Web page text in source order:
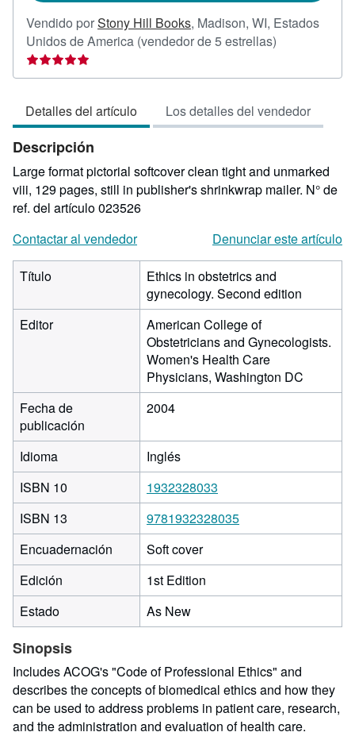
Vendido porStony Hill Books, Madison, WI, Estados
Unidos de America (vendedor de 5 estrellas)
vendedor:
de
5
Detalles del artículo Los detalles del vendedor
Descripción
Large format pictorial softcover clean tight and unmarked
viii, 129 pages, still in publisher's shrinkwrap mailer. N° de
ref. del artículo 023526
Contactar al vendedor
Denunciar este artículo
Título
Ethics in obstetrics and
gynecology. Second edition
Editor
American College of
Obstetricians and Gynecologists.
Women's Health Care
Physicians, Washington DC
Fecha de
publicación
2004
Idioma
Inglés
ISBN 10
1932328033
ISBN 13
9781932328035
Encuadernación
Soft cover
Edición
1st Edition
Estado
As New
Sinopsis
Includes ACOG's "Code of Professional Ethics" and
describes the concepts of biomedical ethics and how they
can be used to address problems in patient care, research,
and the administration and evaluation of health care.